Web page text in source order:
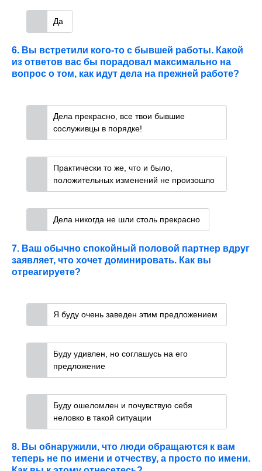
Да
6. Вы встретили кого-то с бывшей работы. Какой
из ответов вас бы порадовал максимально на
вопрос о том, как идут дела на прежней работе?
Дела прекрасно, все твои бывшие
сослуживцы в порядке!
Практически то же, что и было,
положительных изменений не произошло
Дела никогда не шли столь прекрасно
7. Ваш обычно спокойный половой партнер вдруг
заявляет, что хочет доминировать. Как вы
отреагируете?
Я буду очень заведен этим предложением
Буду удивлен, но соглашусь на его
предложение
Буду ошеломлен и почувствую себя
неловко в такой ситуации
8. Вы обнаружили, что люди обращаются к вам
теперь не по имени и отчеству, а просто по имени.